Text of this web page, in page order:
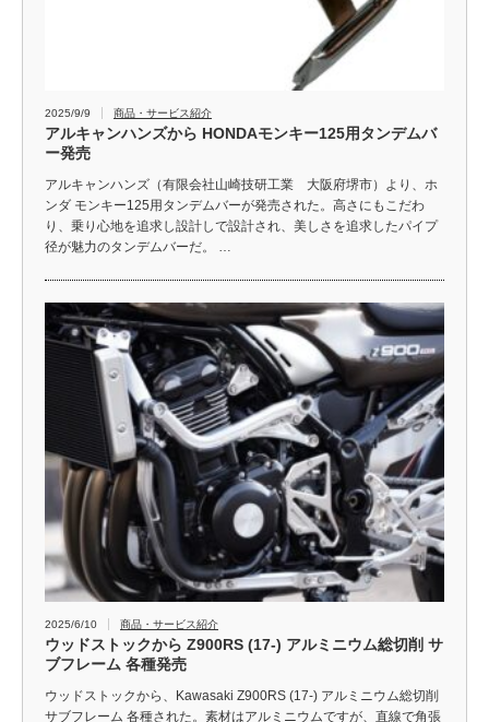
2025/9/9 商品・サービス紹介
アルキャンハンズから HONDAモンキー125用タンデムバ
ー発売
アルキャンハンズ（有限会社山崎技研工業 大阪府堺市）より、ホ
ンダ モンキー125用タンデムバーが発売された。高さにもこだわ
り、乗り心地を追求し設計しで設計され、美しさを追求したパイプ
径が魅力のタンデムバーだ。 …
2025/6/10 商品・サービス紹介
ウッドストックから Z900RS (17-) アルミニウム総切削 サ
ブフレーム 各種発売
ウッドストックから、Kawasaki Z900RS (17-) アルミニウム総切削
サブフレーム 各種された。素材はアルミニウムですが、直線で角張